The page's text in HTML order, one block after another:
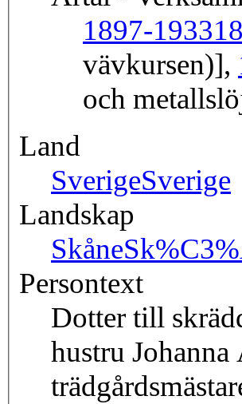
1897-1933
vävkursen)],
och
Land
SverigeSverige
Landskap
Skåne
Persontext
Dotter till
hustru